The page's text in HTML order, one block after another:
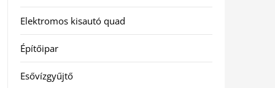
Elektromos kisautó quad
Építőipar
Esővízgyűjtő